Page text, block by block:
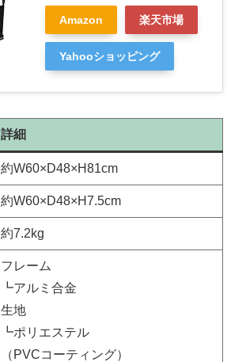
Amazon 楽天市場
Yahooショッピング
詳細
約W60×D48×H81cm
約W60×D48×H7.5cm
約7.2kg
フレーム
┗アルミ合金
生地
┗ポリエステル
（PVCコーティング）